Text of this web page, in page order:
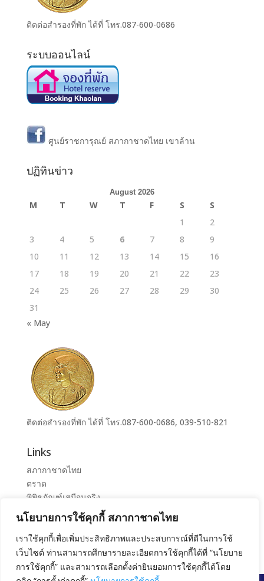
นโยบายการใช้คุกกี้ สภากาชาดไทย
เราใช้คุกกี้เพื่อเพิ่มประสิทธิภาพและประสบการณ์ที่ดีในการใช้
เว็บไซต์ ท่านสามารถศึกษารายละเอียดการใช้คุกกี้ได้ที่ “นโยบาย
การใช้คุกกี้” และสามารถเลือกตั้งค่ายินยอมการใช้คุกกี้ได้โดย
ติดต่อสำรองที่พัก ได้ที่ โทร.087-600-0686
ระบบออนไลน์
ศูนย์ราชการุณย์ สภากาชาดไทย เขาล้าน
ปฏิทินข่าว
August 2026
M T W T F S
S
1
2
3
4 5 6 7 8
9
10
11 12 13 14 15
16
17
18 19 20 21 22
23
24
25 26 27 28 29
30
31
« May
ติดต่อสำรองที่พัก ได้ที่ โทร.087-600-0686, 039-510-821
Links
สภากาชาดไทย
ตราด
พิพิธภัณฑ์เสมือนจริง
ระบบจองห้องศูนย์ราชการุณย์สภากาชาดไทย เขาล้าน
ศูนย์ราชการุณย์ สภากาชาดไทย เขาล้าน